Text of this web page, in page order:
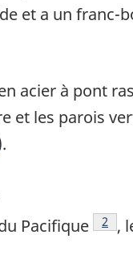
et a un franc-
acier à pont
et les parois
Pacifique Note
2 ,